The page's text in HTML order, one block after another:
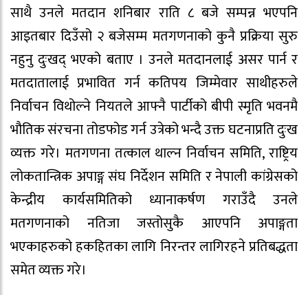
साथै उनले मतदान शनिबार राति ८ बजे सम्पन्न भएपनि
आइतबार दिउँसो २ बजेसम्म मतगणनाको कुनै प्रक्रिया सुरु
नहुनु दुःखद् भएको बताए । उनले मतदानलाई असर पार्न र
मतदातालाई प्रभावित गर्न कतिपय जिम्मेवार साथीहरुले
निर्वाचन विथोल्ने नियतले आफ्नै पार्टीको बीपी स्मृति भवनमै
भौतिक संरचना तोडफोड गर्न उत्रेको भन्दै उक्त घटनाप्रति दुःख
व्यक्त गरे। मतगणना तत्काल थाल्न निर्वाचन समिति, राष्ट्रिय
लोकतान्त्रिक अपाङ्ग संघ निर्देशन समिति र नेपाली कांग्रेसको
केन्द्रीय कार्यसमितिको ध्यानाकर्षण गराउँदै उनले
मतगणनाको नतिजा जस्तोसुकै आएपनि अपाङ्गता
भएकाहरुको हकहितका लागि निरन्तर लागिरहने प्रतिबद्धता
समेत व्यक्त गरे।